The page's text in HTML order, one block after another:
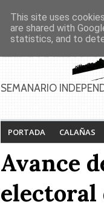
PAGINAS Inicio Contacto
SEMANARIO
Festival de
contra el
PORTADA CALAÑAS
Avance
electoral
This site uses
are shared with
statistics, and to